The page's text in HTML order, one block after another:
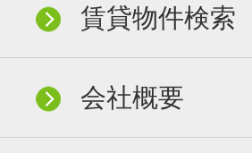
賃貸物件検索
会社概要